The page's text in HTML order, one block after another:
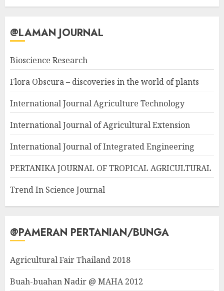
@LAMAN JOURNAL
Bioscience Research
Flora Obscura – discoveries in the world of plants
International Journal Agriculture Technology
International Journal of Agricultural Extension
International Journal of Integrated Engineering
PERTANIKA JOURNAL OF TROPICAL AGRICULTURAL
Trend In Science Journal
@PAMERAN PERTANIAN/BUNGA
Agricultural Fair Thailand 2018
Buah-buahan Nadir @ MAHA 2012